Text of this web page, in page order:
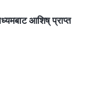
ल्याउन र तँलाई
र भोकाउन
निराशाजनक
तँ नहरा, तँ नरो।
बखत पनि तेरो
आशिष्‌ प्राप्त